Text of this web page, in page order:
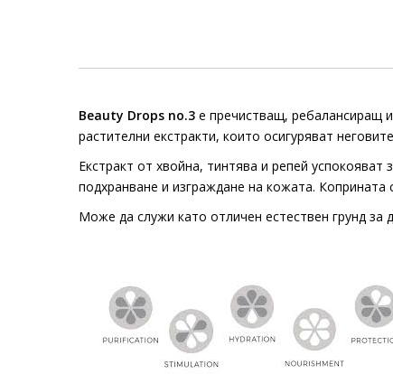
Beauty Drops no.3 е пречистващ, ребалансиращ
растителни екстракти, които осигуряват
Екстракт от хвойна, тинтява и репей
подхранване и изграждане на кожата.
Може да служи като отличен естествен грунд за